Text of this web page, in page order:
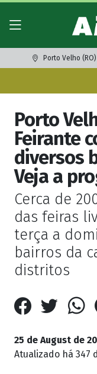
Porto Velho (RO)
Porto
Feirante
diversos
Veja a
Cerca de
das feiras
terça a
bairros da
distritos
25 de August de
Atualizado há 347